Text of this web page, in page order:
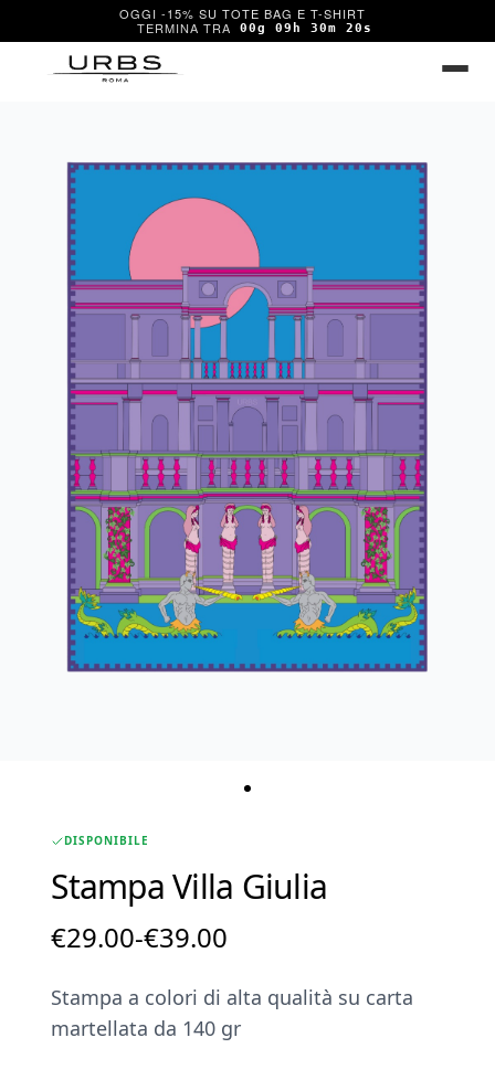
OGGI -15% SU TOTE BAG E T-SHIRT
00g 09h 30m 20s
DISPONIBILE
Stampa Villa Giulia
€29.00-€39.00
prezzo:
da
Stampa a colori di alta qualità su carta
martellata da 140 gr